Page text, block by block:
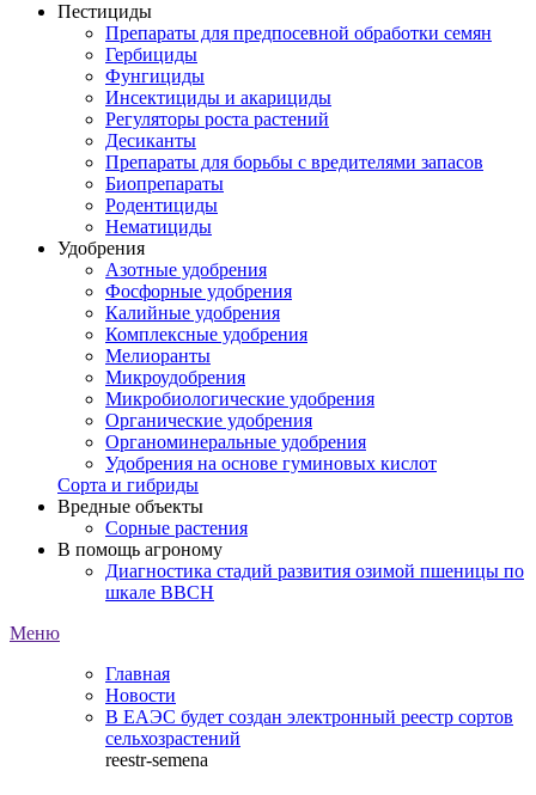
Пестициды
Препараты для предпосевной обработки семян
Гербициды
Фунгициды
Инсектициды и акарициды
Регуляторы роста растений
Десиканты
Препараты для борьбы с вредителями запасов
Биопрепараты
Родентициды
Нематициды
Удобрения
Азотные удобрения
Фосфорные удобрения
Калийные удобрения
Комплексные удобрения
Мелиоранты
Микроудобрения
Микробиологические удобрения
Органические удобрения
Органоминеральные удобрения
Удобрения на основе гуминовых кислот
Сорта и гибриды
Вредные объекты
Сорные растения
В помощь агроному
Диагностика стадий развития озимой пшеницы по
шкале ВВСН
Меню
Главная
Новости
В ЕАЭС будет создан электронный реестр сортов
сельхозрастений
reestr-semena